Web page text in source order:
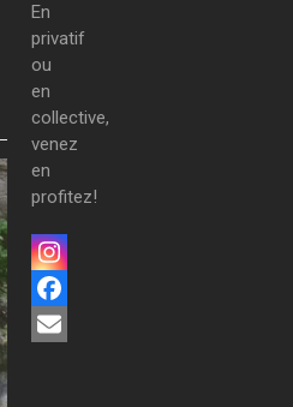
En
privatif
ou
en
collective,
venez
en
profitez!
Instagram
Facebook
Email